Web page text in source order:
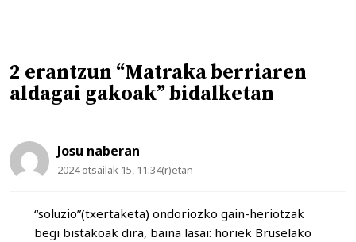
2 erantzun “Matraka berriaren
aldagai gakoak” bidalketan
Josu naberan
2024 otsailak 15, 11:34(r)etan
“soluzio”(txertaketa) ondoriozko gain-heriotzak
begi bistakoak dira, baina lasai: horiek Bruselako